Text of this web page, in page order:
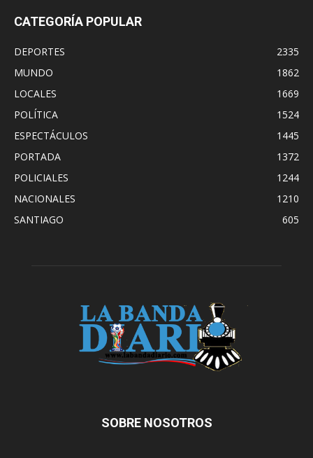
CATEGORÍA POPULAR
DEPORTES
2335
MUNDO
1862
LOCALES
1669
POLÍTICA
1524
ESPECTÁCULOS
1445
PORTADA
1372
POLICIALES
1244
NACIONALES
1210
SANTIAGO
605
SOBRE NOSOTROS